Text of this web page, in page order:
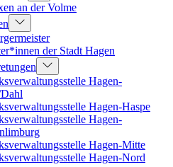
an der Volme
der Stadt Hagen
Hagen-
Hagen-Haspe
Hagen-
Hagen-Mitte
Hagen-Nord